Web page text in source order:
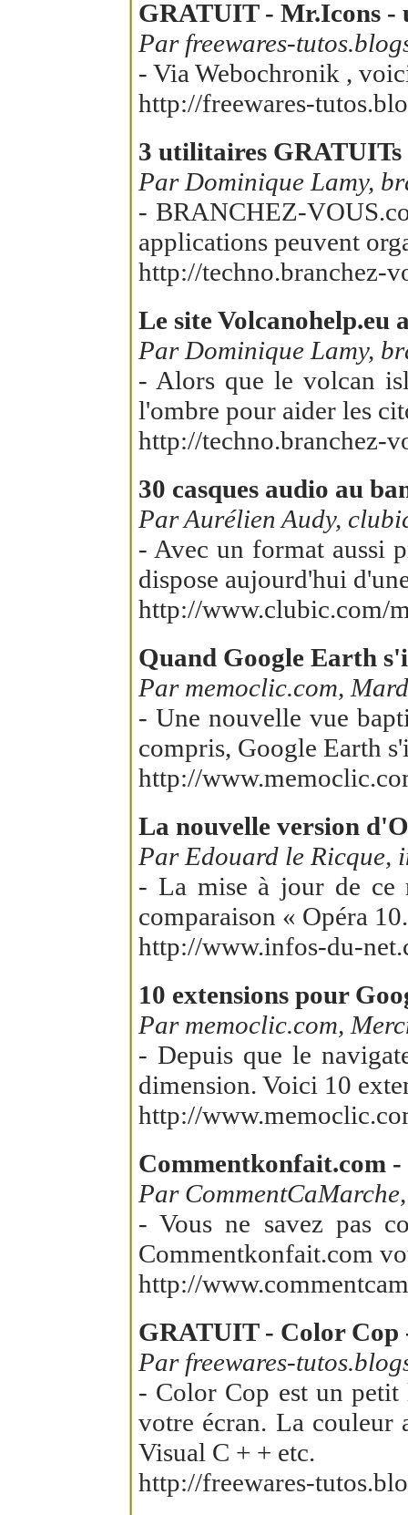
GRATUIT - Mr.Icons -
Par freewares-
- Via Webochronik ,
http://freewares-
3 utilitaires
Par Dominique Lamy,
- BRANCHEZ-
applications peuvent
http://techno.branchez-
Le site Volcanohelp.eu
Par Dominique Lamy,
- Alors que le volcan
l'ombre pour aider les
http://techno.branchez-
30 casques audio au
Par Aurélien Audy,
- Avec un format aussi
dispose aujourd'hui
http://www.clubic.com/
Quand Google Earth
Par memoclic.com,
- Une nouvelle vue
compris, Google Earth
http://
La nouvelle version
Par Edouard le Ricque,
- La mise à jour de ce
comparaison « Opéra
http://www.infos-du-
10 extensions pour
Par memoclic.com,
- Depuis que le
dimension. Voici 10
http://
Commentkonfait.com -
Par
- Vous ne savez pas
Commentkonfait.com
http://
GRATUIT - Color Cop
Par freewares-
- Color Cop est un petit
votre écran. La couleur
Visual C + + etc.
http://freewares-